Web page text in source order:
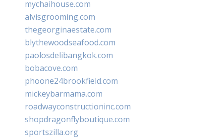
mychaihouse.com
alvisgrooming.com
thegeorginaestate.com
blythewoodseafood.com
paolosdelibangkok.com
bobacove.com
phoone24brookfield.com
mickeybarmama.com
roadwayconstructioninc.com
shopdragonflyboutique.com
sportszilla.org